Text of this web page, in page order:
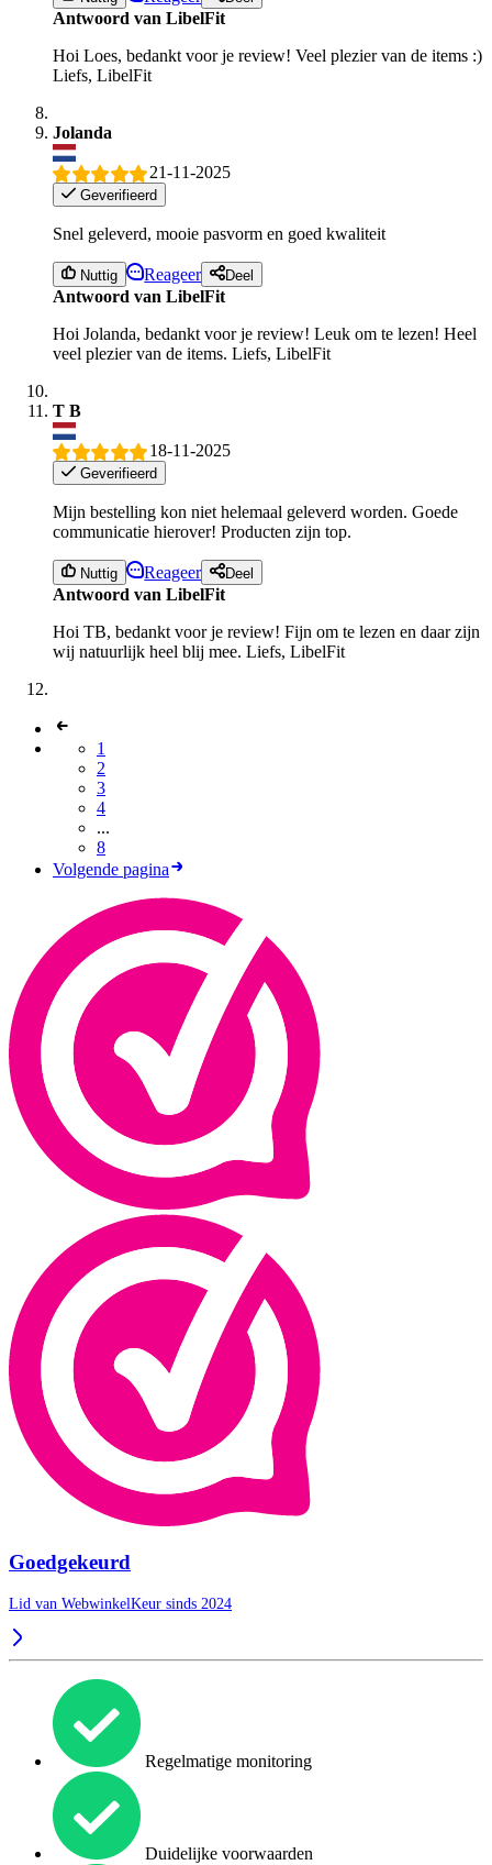
Antwoord van LibelFit
Hoi Loes, bedankt voor je review! Veel plezier van de items :)
Liefs, LibelFit
Jolanda
21-11-2025
Geverifieerd
Snel geleverd, mooie pasvorm en goed kwaliteit
Nuttig Reageer Deel
Antwoord van LibelFit
Hoi Jolanda, bedankt voor je review! Leuk om te lezen! Heel
veel plezier van de items. Liefs, LibelFit
T B
18-11-2025
Geverifieerd
Mijn bestelling kon niet helemaal geleverd worden. Goede
communicatie hierover! Producten zijn top.
Nuttig Reageer Deel
Antwoord van LibelFit
Hoi TB, bedankt voor je review! Fijn om te lezen en daar zijn
wij natuurlijk heel blij mee. Liefs, LibelFit
1
2
3
4
...
8
Volgende pagina
Goedgekeurd
Lid van WebwinkelKeur sinds 2024
Regelmatige monitoring
Duidelijke voorwaarden